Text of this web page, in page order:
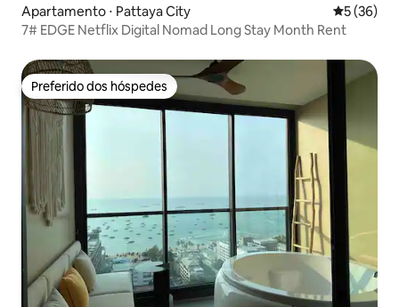
Apartamento ⋅ Pattaya City 5 de uma
5 (36)
7# EDGE Netflix Digital Nomad Long Stay Month Rent
Preferido dos hóspedes
Preferido dos hóspedes